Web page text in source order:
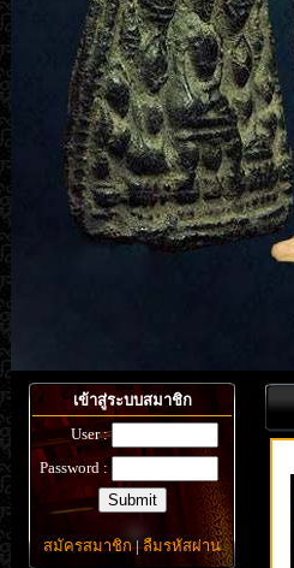
เข้าสู่ระบบสมาชิก
User :
Password :
สมัครสมาชิก|ลืมรหัสผ่าน